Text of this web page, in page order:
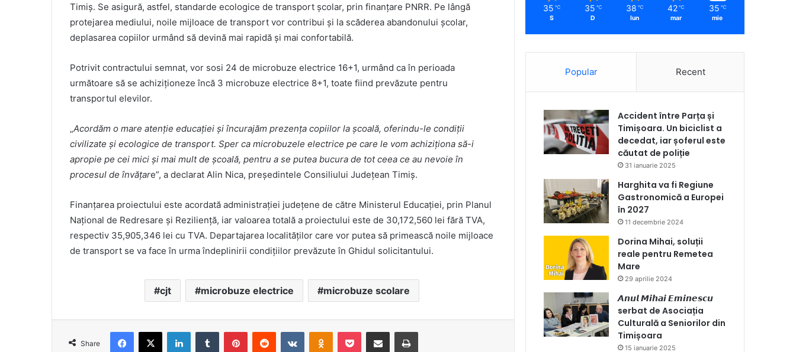
Timiș. Se asigură, astfel, standarde ecologice de transport școlar, prin finanțare PNRR. Pe lângă
protejarea mediului, noile mijloace de transport vor contribui și la scăderea abandonului școlar,
deplasarea copiilor urmând să devină mai rapidă și mai confortabilă.
Potrivit contractului semnat, vor sosi 24 de microbuze electrice 16+1, urmând ca în perioada
următoare să se achiziționeze încă 3 microbuze electrice 8+1, toate fiind prevăzute pentru
transportul elevilor.
„Acordăm o mare atenție educației și încurajăm prezența copiilor la școală, oferindu-le condiții
civilizate și ecologice de transport. Sper ca microbuzele electrice pe care le vom achiziționa să-i
apropie pe cei mici și mai mult de școală, pentru a se putea bucura de tot ceea ce au nevoie în
procesul de învățare”, a declarat Alin Nica, președintele Consiliului Județean Timiș.
Finanțarea proiectului este acordată administrației județene de către Ministerul Educației, prin Planul
Național de Redresare și Reziliență, iar valoarea totală a proiectului este de 30,172,560 lei fără TVA,
respectiv 35,905,346 lei cu TVA. Departajarea localităților care vor putea să primească noile mijloace
de transport se va face în urma îndeplinirii condițiilor prevăzute în Ghidul solicitantului.
cjt microbuze electrice microbuze scolare
Share
Facebook
X LinkedInTumblr PinterestReddit VKontakteOdnoklassniki
Pocket Share via Email Print
35 ℃
S
35 ℃
D
38 ℃
lun
42 ℃
mar
35 ℃
mie
Popular Recent
Accident între Parța și
Timișoara. Un biciclist a
decedat, iar șoferul este
căutat de poliție
31 ianuarie 2025
Harghita va fi Regiune
Gastronomică a Europei
în 2027
11 decembrie 2024
Dorina Mihai, soluții
reale pentru Remetea
Mare
29 aprilie 2024
𝘼𝙣𝙪𝙡 𝙈𝙞𝙝𝙖𝙞 𝙀𝙢𝙞𝙣𝙚𝙨𝙘𝙪
serbat de Asociația
Culturală a Seniorilor din
Timișoara
15 ianuarie 2025